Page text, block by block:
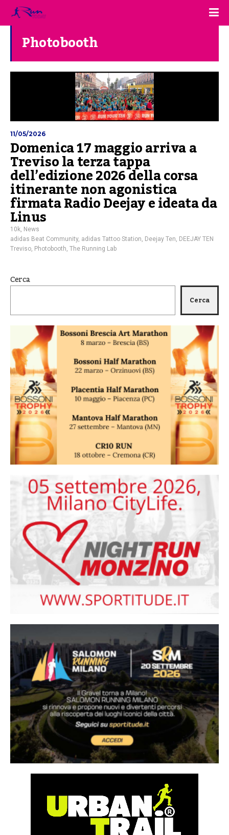
Photobooth
11/05/2026
Domenica 17 maggio arriva a
Treviso la terza tappa
dell’edizione 2026 della corsa
itinerante non agonistica
firmata Radio Deejay e ideata da
Linus
10k News
adidas Beat Community, adidas Tattoo Station Deejay Ten DEEJAY TEN
Treviso Photobooth The Running Lab
Cerca
Cerca